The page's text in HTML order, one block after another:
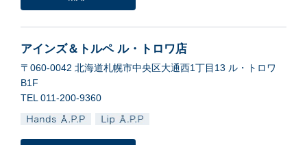
アインズ＆トルペ ル・トロワ店
〒060-0042 北海道札幌市中央区大通西1丁目13 ル・トロワ
B1F
TEL 011-200-9360